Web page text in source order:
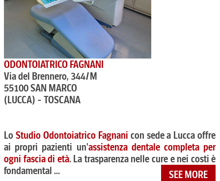
ODONTOIATRICO FAGNANI
Via del Brennero, 344/M
55100 SAN MARCO
(LUCCA) - TOSCANA
Lo Studio Odontoiatrico Fagnani con sede a Lucca offre
ai propri pazienti un'assistenza dentale completa per
ogni fascia di età. La trasparenza nelle cure e nei costi è
fondamental ...
SEE MORE